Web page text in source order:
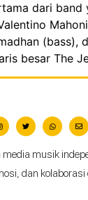
dari band
(bass),
besar The
media musik
dan